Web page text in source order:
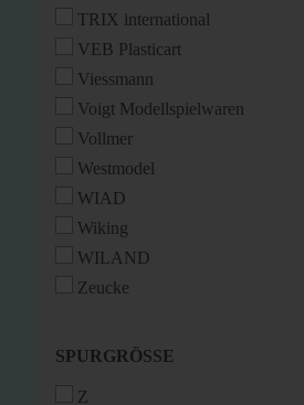
TRIX international
VEB Plasticart
Viessmann
Voigt Modellspielwaren
Vollmer
Westmodel
WIAD
Wiking
WILAND
Zeucke
SPURGRÖSSE
SPURGRÖSSE
Z